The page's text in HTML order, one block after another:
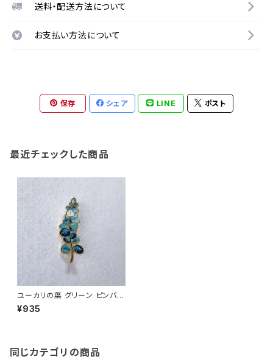
送料・配送方法について
お支払い方法について
保存 シェア LINE ポスト
最近チェックした商品
ユーカリの葉 グリーン ピンバッ
ジ Eucalyptus
¥935
同じカテゴリの商品